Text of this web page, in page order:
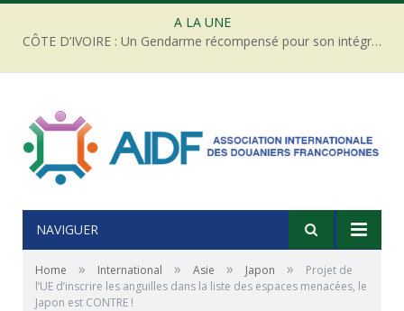
A LA UNE
CÔTE D’IVOIRE : Un Gendarme récompensé pour son intégrité face à une tentative de corruption
NAVIGUER
Home » International » Asie » Japon »
Projet de
l’UE d’inscrire les anguilles dans la liste des espaces menacées, le
Japon est CONTRE !